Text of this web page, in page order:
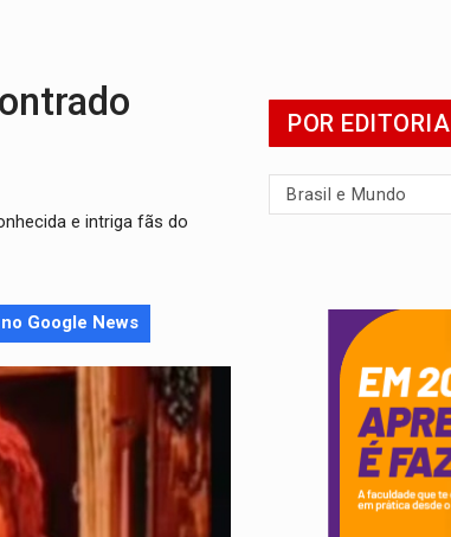
e intriga fãs do
Google News
POR EDITORIA